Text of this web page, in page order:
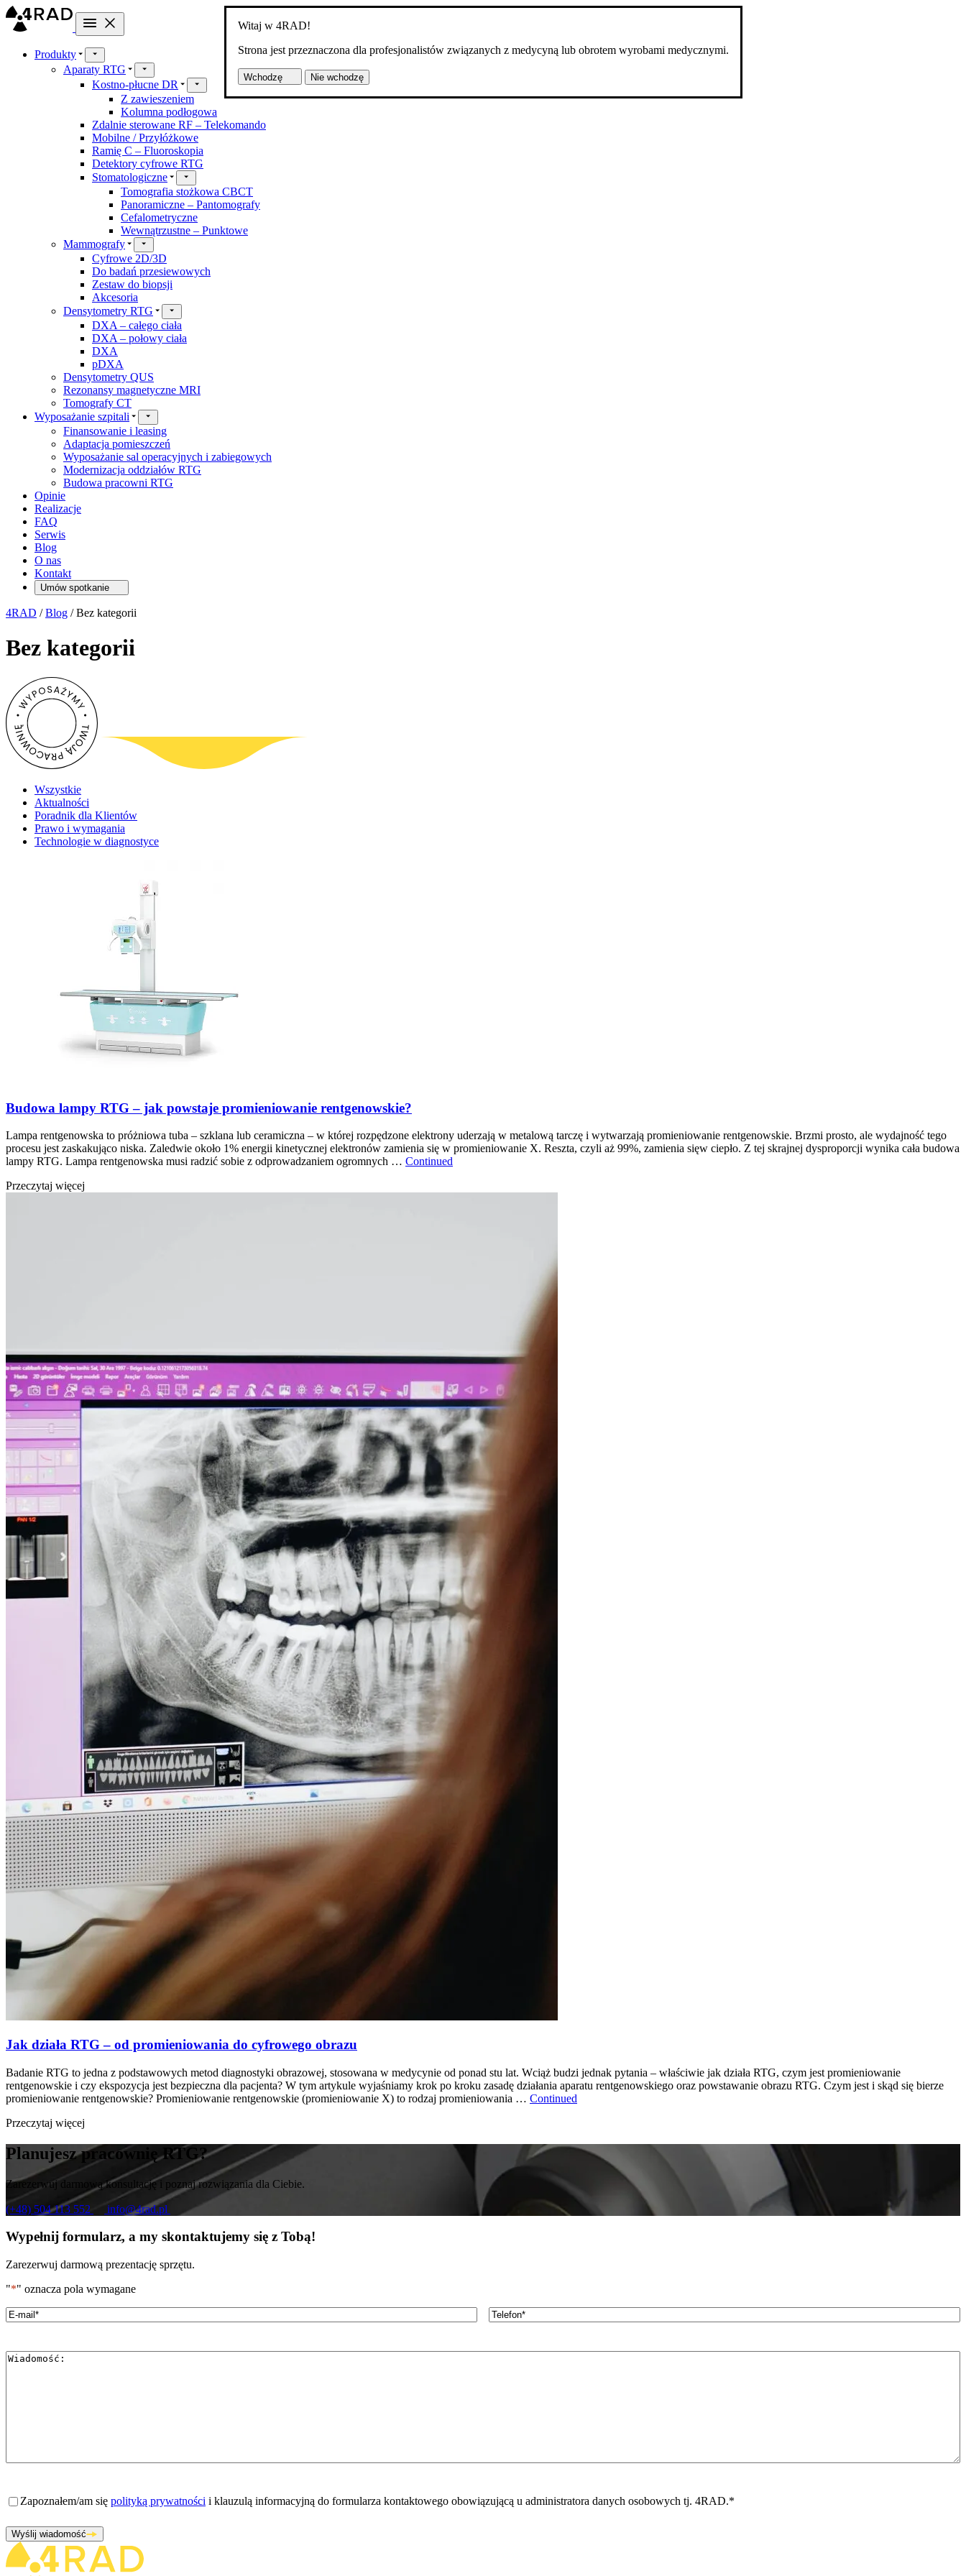
Witaj w 4RAD!
Strona jest przeznaczona dla profesjonalistów związanych z medycyną lub obrotem wyrobami medycznymi.
Wchodzę Nie wchodzę
Produkty
Aparaty RTG
Kostno-płucne DR
Z zawieszeniem
Kolumna podłogowa
Zdalnie sterowane RF – Telekomando
Mobilne / Przyłóżkowe
Ramię C – Fluoroskopia
Detektory cyfrowe RTG
Stomatologiczne
Tomografia stożkowa CBCT
Panoramiczne – Pantomografy
Cefalometryczne
Wewnątrzustne – Punktowe
Mammografy
Cyfrowe 2D/3D
Do badań przesiewowych
Zestaw do biopsji
Akcesoria
Densytometry RTG
DXA – całego ciała
DXA – połowy ciała
DXA
pDXA
Densytometry QUS
Rezonansy magnetyczne MRI
Tomografy CT
Wyposażanie szpitali
Finansowanie i leasing
Adaptacja pomieszczeń
Wyposażanie sal operacyjnych i zabiegowych
Modernizacja oddziałów RTG
Budowa pracowni RTG
Opinie
Realizacje
FAQ
Serwis
Blog
O nas
Kontakt
Umów spotkanie
4RAD /Blog /Bez kategorii
Bez kategorii
Wszystkie
Aktualności
Poradnik dla Klientów
Prawo i wymagania
Technologie w diagnostyce
Budowa lampy RTG – jak powstaje promieniowanie rentgenowskie?
Lampa rentgenowska to próżniowa tuba – szklana lub ceramiczna – w której rozpędzone elektrony uderzają w metalową tarczę i wytwarzają promieniowanie rentgenowskie. Brzmi prosto, ale wydajność tego
procesu jest zaskakująco niska. Zaledwie około 1% energii kinetycznej elektronów zamienia się w promieniowanie X. Reszta, czyli aż 99%, zamienia sięw ciepło. Z tej skrajnej dysproporcji wynika cała budowa
lampy RTG. Lampa rentgenowska musi radzić sobie z odprowadzaniem ogromnych … Continued
Przeczytaj więcej
Jak działa RTG – od promieniowania do cyfrowego obrazu
Badanie RTG to jedna z podstawowych metod diagnostyki obrazowej, stosowana w medycynie od ponad stu lat. Wciąż budzi jednak pytania – właściwie jak działa RTG, czym jest promieniowanie
rentgenowskie i czy ekspozycja jest bezpieczna dla pacjenta? W tym artykule wyjaśniamy krok po kroku zasadę działania aparatu rentgenowskiego oraz powstawanie obrazu RTG. Czym jest i skąd się bierze
promieniowanie rentgenowskie? Promieniowanie rentgenowskie (promieniowanie X) to rodzaj promieniowania … Continued
Przeczytaj więcej
Planujesz pracownię RTG?
Zarezerwuj darmową konsultację i poznaj rozwiązania dla Ciebie.
(+48) 504 113 552 info@4rad.pl
Wypełnij formularz, a my skontaktujemy się z Tobą!
Zarezerwuj darmową prezentację sprzętu.
"*" oznacza pola wymagane
Email* Telefon*
Wiadomość*
Zgoda*
Zapoznałem/am się polityką prywatności i klauzulą informacyjną do formularza kontaktowego obowiązującą u administratora danych osobowych tj. 4RAD.*
Wyślij wiadomość